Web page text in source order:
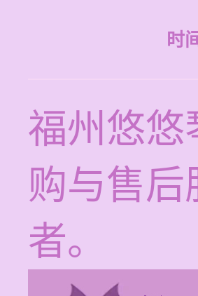
时
福州悠悠
购与售
者。